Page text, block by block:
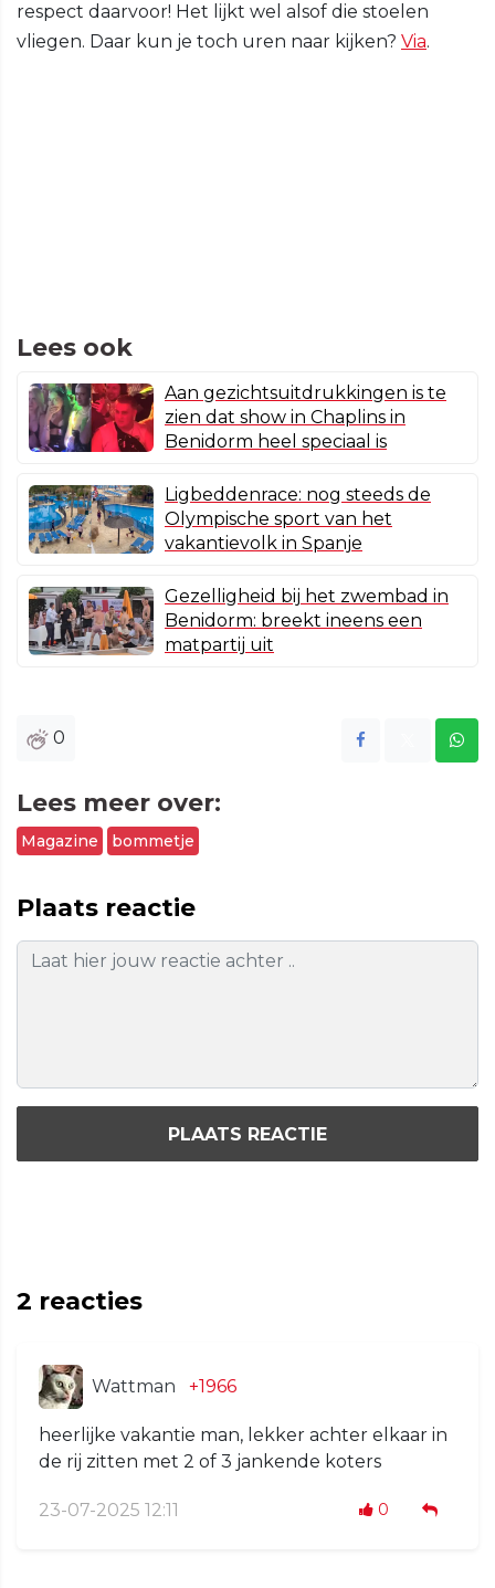
respect daarvoor! Het lijkt wel alsof die stoelen
vliegen. Daar kun je toch uren naar kijken? Via.
Lees ook
Aan gezichtsuitdrukkingen is te
zien dat show in Chaplins in
Benidorm heel speciaal is
Ligbeddenrace: nog steeds de
Olympische sport van het
vakantievolk in Spanje
Gezelligheid bij het zwembad in
Benidorm: breekt ineens een
matpartij uit
0
Lees meer over:
Magazine bommetje
Plaats reactie
PLAATS REACTIE
2 reacties
Wattman +1966
heerlijke vakantie man, lekker achter elkaar in
de rij zitten met 2 of 3 jankende koters
23-07-2025 12:11 0